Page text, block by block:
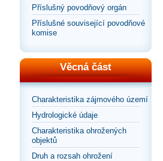
Příslušný povodňový orgán
Příslušné související povodňové
komise
Věcná část
Charakteristika zájmového území
Hydrologické údaje
Charakteristika ohrožených
objektů
Druh a rozsah ohrožení